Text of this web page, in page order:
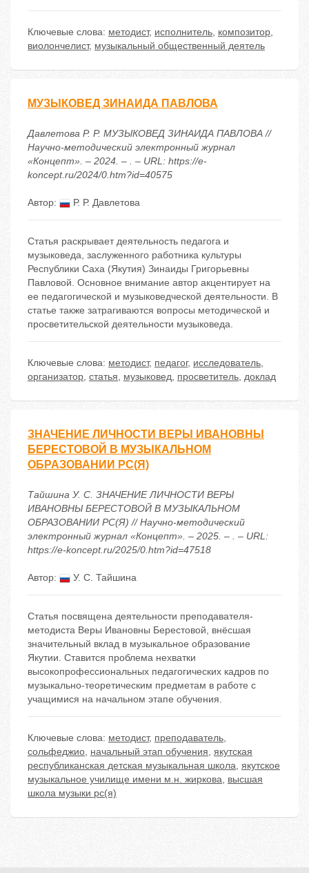
Ключевые слова: методист, исполнитель, композитор,
виолончелист, музыкальный общественный деятель
МУЗЫКОВЕД ЗИНАИДА ПАВЛОВА
Давлетова Р. Р. МУЗЫКОВЕД ЗИНАИДА ПАВЛОВА //
Научно-методический электронный журнал
«Концепт». – 2024. – . – URL: https://e-
koncept.ru/2024/0.htm?id=40575
Автор: Р. Р. Давлетова
Статья раскрывает деятельность педагога и
музыковеда, заслуженного работника культуры
Республики Саха (Якутия) Зинаиды Григорьевны
Павловой. Основное внимание автор акцентирует на
ее педагогической и музыковедческой деятельности. В
статье также затрагиваются вопросы методической и
просветительской деятельности музыковеда.
Ключевые слова: методист, педагог, исследователь,
организатор, статья, музыковед, просветитель, доклад
ЗНАЧЕНИЕ ЛИЧНОСТИ ВЕРЫ ИВАНОВНЫ
БЕРЕСТОВОЙ В МУЗЫКАЛЬНОМ
ОБРАЗОВАНИИ РС(Я)
Тайшина У. С. ЗНАЧЕНИЕ ЛИЧНОСТИ ВЕРЫ
ИВАНОВНЫ БЕРЕСТОВОЙ В МУЗЫКАЛЬНОМ
ОБРАЗОВАНИИ РС(Я) // Научно-методический
электронный журнал «Концепт». – 2025. – . – URL:
https://e-koncept.ru/2025/0.htm?id=47518
Автор: У. С. Тайшина
Статья посвящена деятельности преподавателя-
методиста Веры Ивановны Берестовой, внёсшая
значительный вклад в музыкальное образование
Якутии. Ставится проблема нехватки
высокопрофессиональных педагогических кадров по
музыкально-теоретическим предметам в работе с
учащимися на начальном этапе обучения.
Ключевые слова: методист, преподаватель,
сольфеджио, начальный этап обучения, якутская
республиканская детская музыкальная школа, якутское
музыкальное училище имени м.н. жиркова, высшая
школа музыки рс(я)